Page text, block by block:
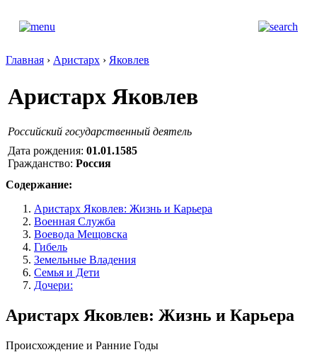
Главная › Аристарх › Яковлев
Аристарх Яковлев
Российский государственный деятель
Дата рождения: 01.01.1585
Гражданство: Россия
Содержание:
Аристарх Яковлев: Жизнь и Карьера
Военная Служба
Воевода Мещовска
Гибель
Земельные Владения
Семья и Дети
Дочери:
Аристарх Яковлев: Жизнь и Карьера
Происхождение и Ранние Годы